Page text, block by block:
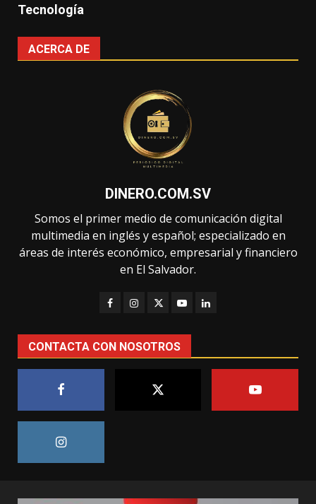
Tecnología
ACERCA DE
DINERO.COM.SV
Somos el primer medio de comunicación digital
multimedia en inglés y español; especializado en
áreas de interés económico, empresarial y financiero
en El Salvador.
CONTACTA CON NOSOTROS